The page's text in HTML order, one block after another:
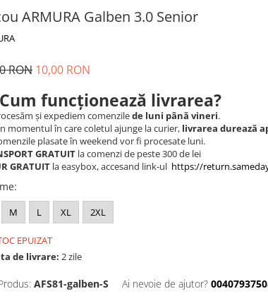
ARMURA Galben 3.0 Senior
RON 10,00 RON
Cum funcționează livrarea?
și expediem comenzilede luni până vineri.
momentul în care coletul ajunge la curier, livrarea durează
plasate în weekend vor fi procesate luni.
GRATUIT la comenzi de peste 300 de lei
GRATUIT la easybox, accesand link-ul https://
:
M L XL 2XL
EPUIZAT
de livrare: 2 zile
AFS81-galben-S Ai nevoie de ajutor?